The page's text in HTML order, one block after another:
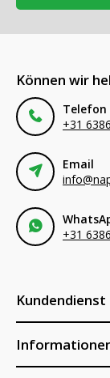
Können wir
Telefon
+31
Email
+31
Kundendienst